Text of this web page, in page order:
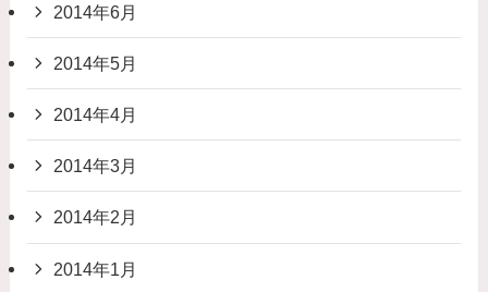
2014年6月
2014年5月
2014年4月
2014年3月
2014年2月
2014年1月